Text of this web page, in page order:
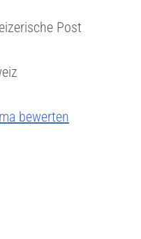
Post
bewerten